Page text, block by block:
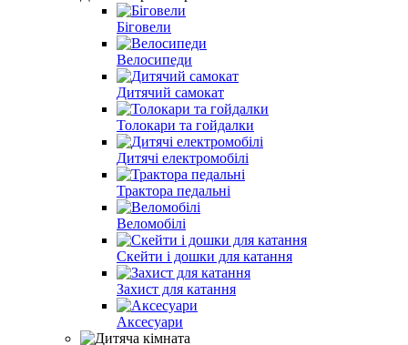
Біговели
Велосипеди
Дитячий самокат
Толокари та гойдалки
Дитячі електромобілі
Трактора педальні
Веломобілі
Скейти і дошки для катання
Захист для катання
Аксесуари